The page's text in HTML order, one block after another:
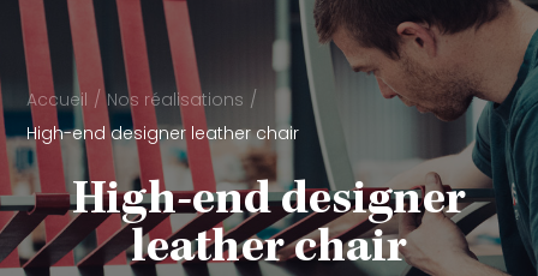
Accueil
Nos réalisations
High-end designer leather chair
High-end designer
leather chair